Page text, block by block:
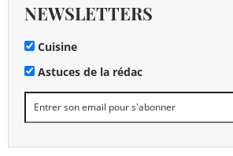
NEWSLETTERS
Cuisine
Astuces de la rédac